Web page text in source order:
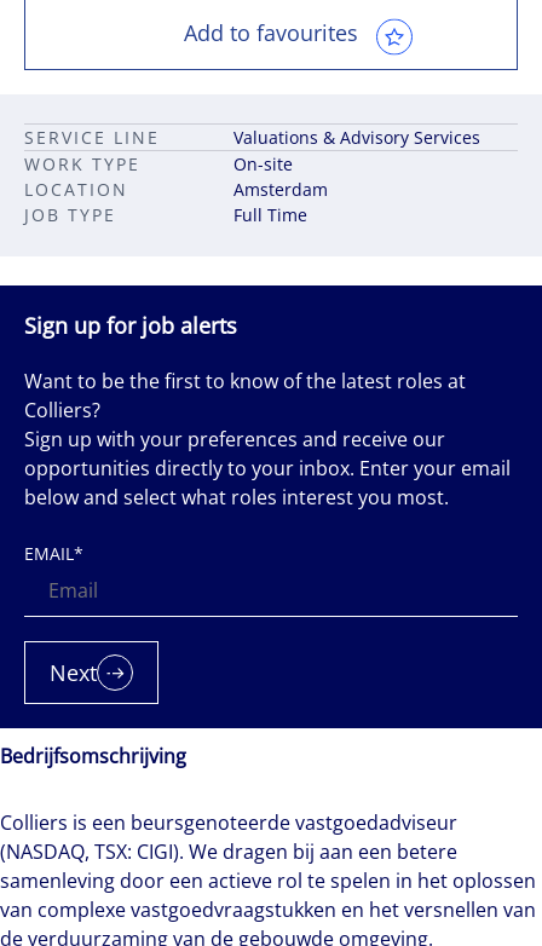
Bedrijfsomschrijving
Colliers is een beursgenoteerde vastgoedadviseur
(NASDAQ, TSX: CIGI). We dragen bij aan een betere
samenleving door een actieve rol te spelen in het oplossen
van complexe vastgoedvraagstukken en het versnellen van
de verduurzaming van de gebouwde omgeving.
Add to favourites
JOB TYPE Full Time
LOCATION Amsterdam
SERVICE LINE
Valuations & Advisory Services
WORK TYPE
On-site
Sign up for job alerts
Want to be the first to know of the latest roles at
Colliers?
Sign up with your preferences and receive our
opportunities directly to your inbox. Enter your email
below and select what roles interest you most.
EMAIL*
Next